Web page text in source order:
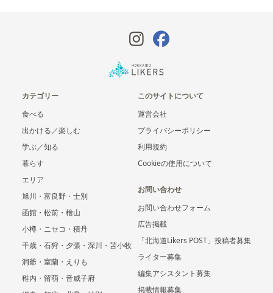
カテゴリー
食べる
出かける／楽しむ
学ぶ／知る
暮らす
エリア
旭川・富良野・士別
函館・松前・檜山
小樽・ニセコ・積丹
千歳・石狩・夕張・深川・苫小牧
洞爺・室蘭・えりも
稚内・留萌・音威子府
このサイトについて
運営会社
プライバシーポリシー
利用規約
Cookieの使用について
お問い合わせ
お問い合わせフォーム
広告掲載
「北海道Likers POST」投稿者募集
ライター募集
編集アシスタント募集
掲載情報募集